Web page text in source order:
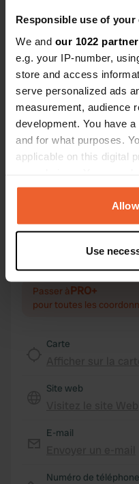
Responsible use of your
We and our 1022
e.g. your IP-number,
store and access
serve personalized ads
measurement, audience
development. You have
and for what purposes.
applicable on this digital
any time from the
the Privacy trigger icon.
Collect information
which can be
Identify your device
specific
and set your preferences
provide social media
of their services.
Use
Contact
Emplacement
Øhusevej 23
6990, Holstebro
56° 15' 35" N 8° 8'
Code du site
Passer àPRO+
pour toutes les
Carte
Site web
E-mail
Numéro de téléphone